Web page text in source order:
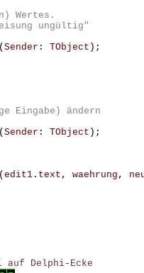
Wertes.
ungültig"
( Sender : TObject );
Eingabe) ändern
( Sender : TObject );
( edit1 . text , waehrung ,
Delphi-Ecke